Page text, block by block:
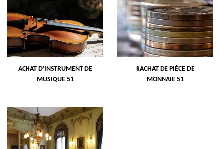
ACHAT D'INSTRUMENT DE
MUSIQUE 51
RACHAT DE PIÈCE DE
MONNAIE 51